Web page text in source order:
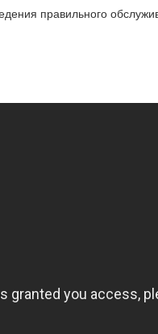
правильного